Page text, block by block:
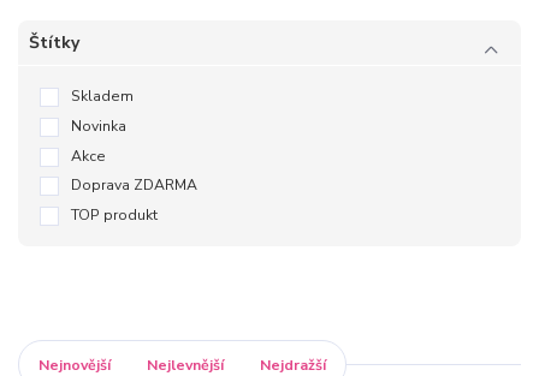
Štítky
Skladem
Novinka
Akce
Doprava ZDARMA
TOP produkt
Nejnovější Nejlevnější Nejdražší